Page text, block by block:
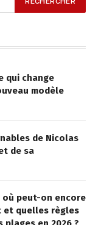
qui change
modèle
de Nicolas
de sa
où peut-on encore
et quelles règles